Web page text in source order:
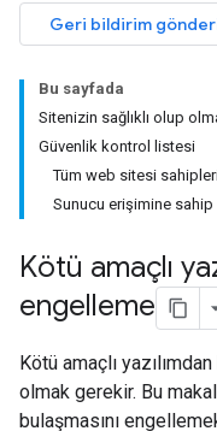
Geri bildirim
Bu sayfada
Sitenizin sağlıklı olup
Güvenlik kontrol listesi
Tüm web sitesi
Sunucu erişimine
Kötü amaçlı
engelleme
Kötü amaçlı
olmak gerekir. Bu
bulaşmasını